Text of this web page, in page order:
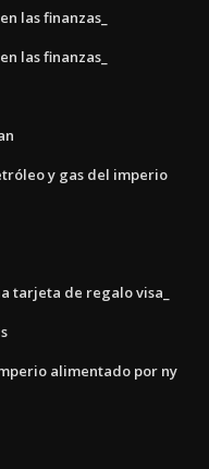
las finanzas_
las finanzas_
y gas del imperio
tarjeta de regalo visa_
alimentado por ny